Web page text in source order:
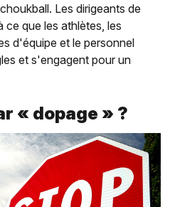
Les dirigeants de
ce que les athlètes, les
d'équipe et le personnel
et s'engagent pour un
« dopage » ?